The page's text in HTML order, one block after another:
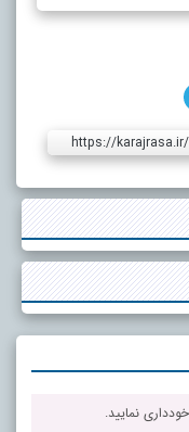
https://karajrasa.ir/
نمایید.